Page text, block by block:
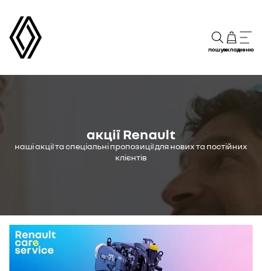
пошукскладменю
акції Renault
наші акції та спеціальні пропозиції для нових та постійних
клієнтів